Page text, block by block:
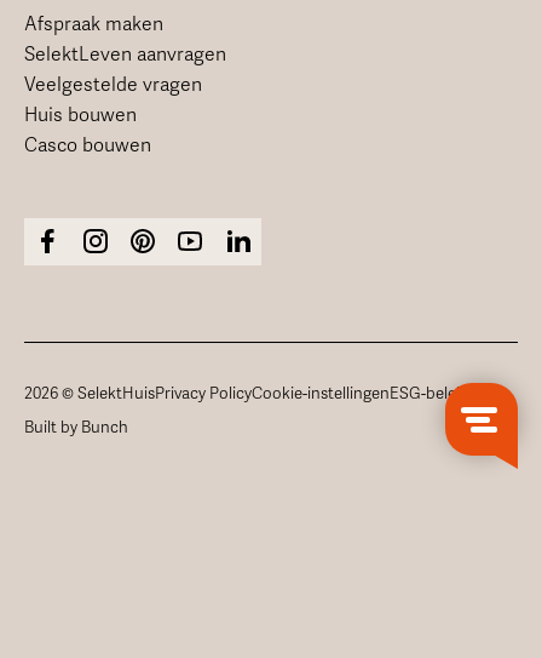
Afspraak maken
SelektLeven aanvragen
Veelgestelde vragen
Huis bouwen
Casco bouwen
2026 © SelektHuisPrivacy PolicyCookie-instellingenESG-beleid
Built by Bunch